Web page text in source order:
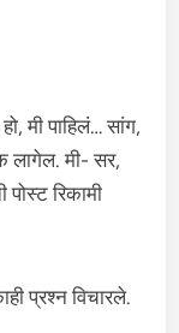
मी पाहिलं… सांग,
लागेल. मी- सर,
रिकामी
प्रश्न विचारले.